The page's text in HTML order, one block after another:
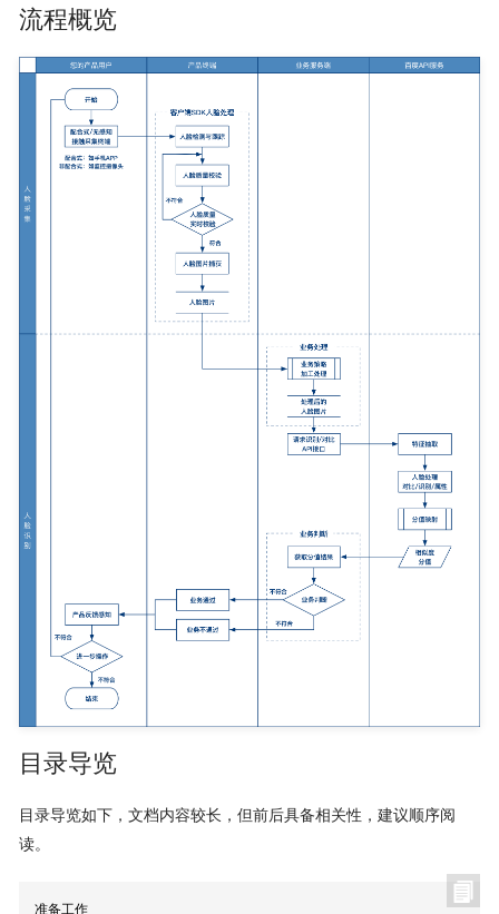
流程概览
目录导览
目录导览如下，文档内容较长，但前后具备相关性，建议顺序阅
读。
准备工作